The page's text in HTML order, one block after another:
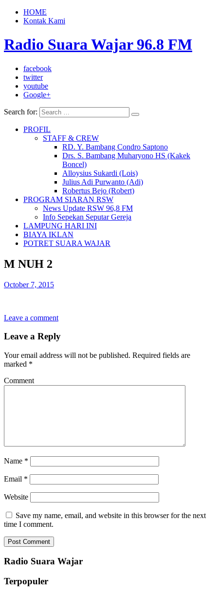
HOME
Kontak Kami
Radio Suara Wajar 96.8 FM
facebook
twitter
youtube
Google+
Search for:
PROFIL
STAFF & CREW
RD. Y. Bambang Condro Saptono
Drs. S. Bambang Muharyono HS (Kakek
Boncel)
Alloysius Sukardi (Lois)
Julius Adi Purwanto (Adi)
Robertus Bejo (Robert)
PROGRAM SIARAN RSW
News Update RSW 96,8 FM
Info Sepekan Seputar Gereja
LAMPUNG HARI INI
BIAYA IKLAN
POTRET SUARA WAJAR
M NUH 2
October 7, 2015
Leave a comment
Leave a Reply
Your email address will not be published. Required fields are
marked *
Comment
Name *
Email *
Website
Save my name, email, and website in this browser for the next
time I comment.
Radio Suara Wajar
Terpopuler